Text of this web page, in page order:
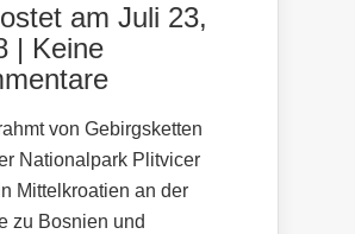
am Juli 23,
| Keine
von Gebirgsketten
Nationalpark Plitvicer
Mittelkroatien an der
zu Bosnien und